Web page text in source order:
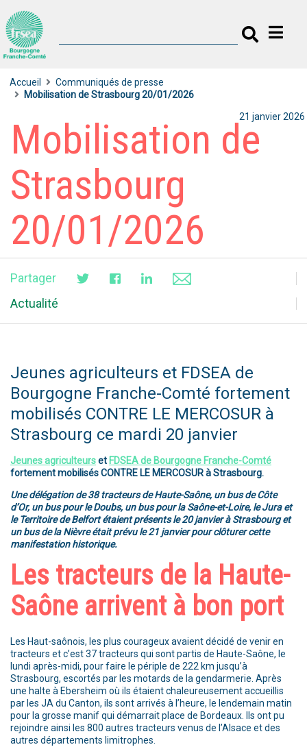
Accueil
Communiqués de presse
Mobilisation de Strasbourg 20/01/2026
Mobilisation de
Strasbourg
20/01/2026
21 janvier 2026
Partager
Actualité
Jeunes agriculteurs et FDSEA de
Bourgogne Franche-Comté fortement
mobilisés CONTRE LE MERCOSUR à
Strasbourg ce mardi 20 janvier
Jeunes agriculteurset FDSEA de Bourgogne Franche-Comté
fortement mobilisés CONTRE LE MERCOSUR à Strasbourg.
Une délégation de 38 tracteurs de Haute-Saône, un bus de Côte
d’Or, un bus pour le Doubs, un bus pour la Saône-et-Loire, le Jura et
le Territoire de Belfort étaient présents le 20 janvier à Strasbourg et
un bus de la Nièvre était prévu le 21 janvier pour clôturer cette
manifestation historique.
Les tracteurs de la Haute-
Saône arrivent à bon port
Les Haut-saônois, les plus courageux avaient décidé de venir en
tracteurs et c’est 37 tracteurs qui sont partis de Haute-Saône, le
lundi après-midi, pour faire le périple de 222 km jusqu’à
Strasbourg, escortés par les motards de la gendarmerie. Après
une halte à Ebersheim où ils étaient chaleureusement accueillis
par les JA du Canton, ils sont arrivés à l’heure, le lendemain matin
pour la grosse manif qui démarrait place de Bordeaux. Ils ont pu
rejoindre ainsi les 800 autres tracteurs venus de l’Alsace et des
autres départements limitrophes.